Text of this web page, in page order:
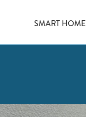
SMART HOME